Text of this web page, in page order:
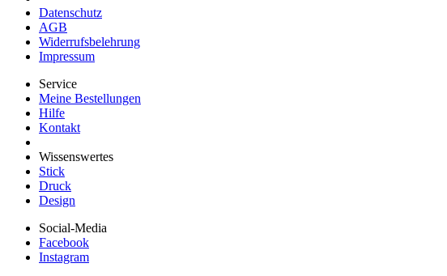
Datenschutz
AGB
Widerrufsbelehrung
Impressum
Service
Meine Bestellungen
Hilfe
Kontakt
Wissenswertes
Stick
Druck
Design
Social-Media
Facebook
Instagram